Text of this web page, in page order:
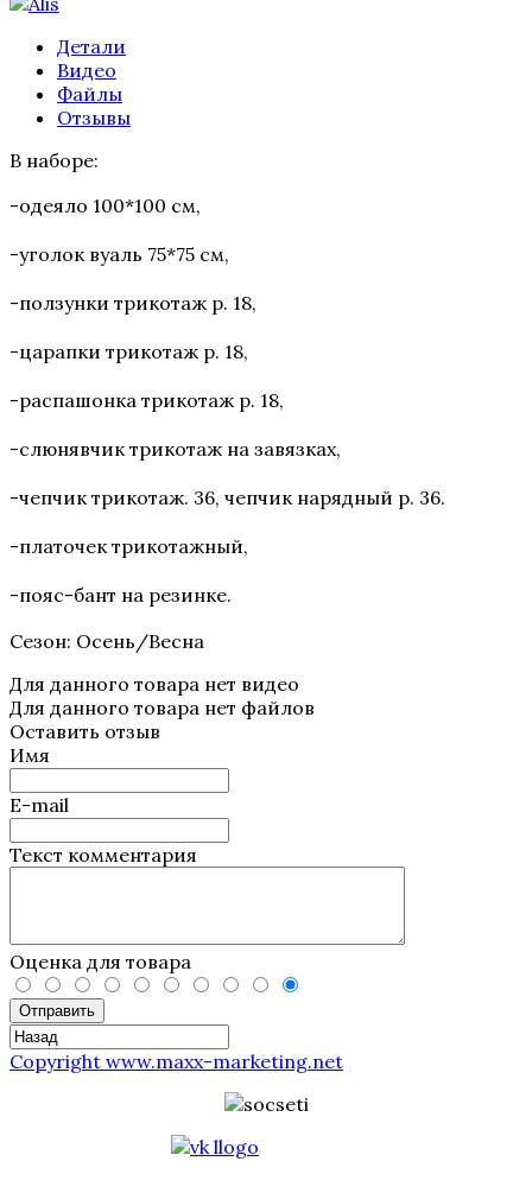
Детали
Видео
Файлы
Отзывы
В наборе:
-одеяло 100*100 см,
-уголок вуаль 75*75 см,
-ползунки трикотаж р. 18,
-царапки трикотаж р. 18,
-распашонка трикотаж р. 18,
-слюнявчик трикотаж на завязках,
-чепчик трикотаж. 36, чепчик нарядный р. 36.
-платочек трикотажный,
-пояс-бант на резинке.
Сезон: Осень/Весна
Для данного товара нет видео
Для данного товара нет файлов
Оставить отзыв
Имя
E-mail
Текст комментария
Оценка для товара
Отправить
Copyright www.maxx-marketing.net